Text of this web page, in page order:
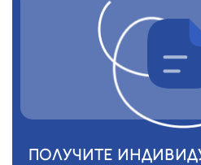
ПОЛУЧИТЕ